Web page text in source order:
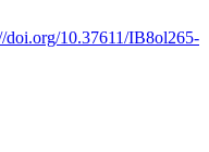
doi.org/10.37611/IB8ol265-